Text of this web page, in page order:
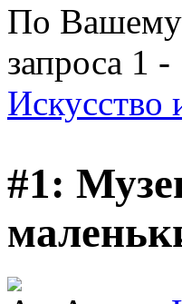
По Вашему
запроса 1 -
Искусство
#1: